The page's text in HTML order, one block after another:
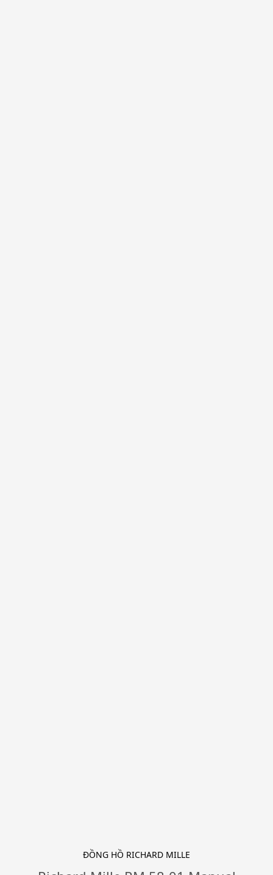
ĐỒNG HỒ RICHARD MILLE